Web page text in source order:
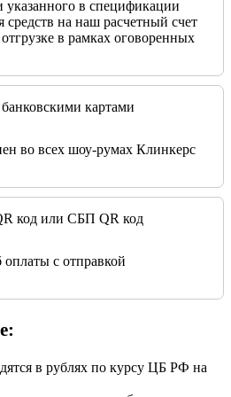
указанного в спецификации
средств на наш расчетный счет
в рамках оговоренных
картами
во всех шоу-румах Клинкерс
код или СБП QR код
с отправкой
в рублях по курсу ЦБ РФ на